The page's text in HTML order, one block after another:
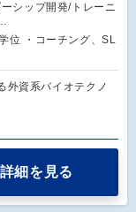
シップ開発/トレーニ
位 ・コーチング、SL
外資系バイオテクノ
詳細を見る